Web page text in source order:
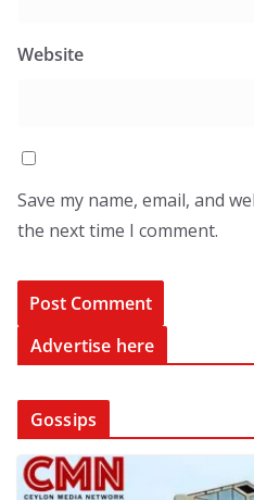
Website
Save my name, email, and
the next time I comment.
Advertise here
Gossips